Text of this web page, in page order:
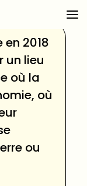
en 2018
un lieu
où la
où
ou